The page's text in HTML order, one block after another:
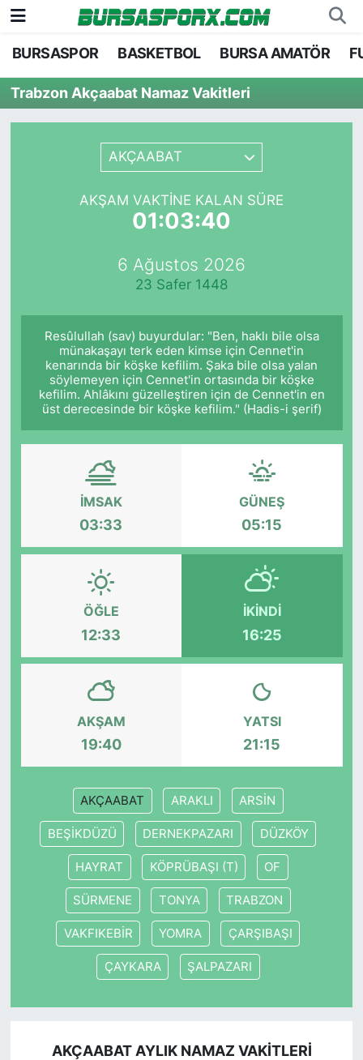
BURSASPOR BASKETBOL BURSA AMATÖR
Trabzon Akçaabat Namaz Vakitleri
AKÇAABAT
AKŞAM VAKTINE KALAN SÜRE
01:03:40
6 Ağustos 2026
23 Safer 1448
Resûlullah (sav) buyurdular: "Ben, haklı bile olsa
münakaşayı terk eden kimse için Cennet'in
kenarında bir köşke kefilim. Şaka bile olsa yalan
söylemeyen için Cennet'in ortasında bir köşke
kefilim. Ahlâkını güzelleştiren için de Cennet'in en
üst derecesinde bir köşke kefilim." (Hadis-i şerif)
İMSAK
03:33
GÜNEŞ
05:15
ÖĞLE
12:33
İKINDI
16:25
AKŞAM
19:40
YATSI
21:15
AKÇAABAT ARAKLI ARSİN
BEŞİKDÜZÜ DERNEKPAZARI DÜZKÖY
HAYRAT KÖPRÜBAŞI (T) OF
SÜRMENE TONYA TRABZON
VAKFIKEBİR YOMRA ÇARŞIBAŞI
ÇAYKARA ŞALPAZARI
AKÇAABAT AYLIK NAMAZ VAKITLERI
Bursaspor
Futbol
Basketbol
Bursa Nöbetçi Eczaneler
Bursa Hava Durumu
Bursa Namaz Vakitleri
TFF 2.Lig Kırmızı Grup Puan Durumu ve Fikstür
Tüm Manşetler
Haber Arşivi